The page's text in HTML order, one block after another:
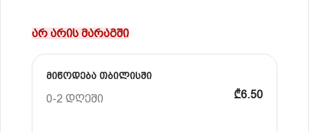
არ არის მარაგში
მიწოდება თბილისში
0-2 დღეში ₾6.50